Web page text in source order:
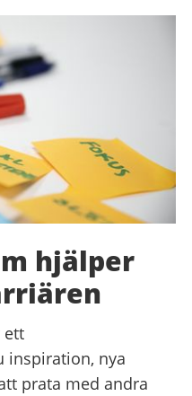
hjälper
ett
inspiration, nya
prata med andra